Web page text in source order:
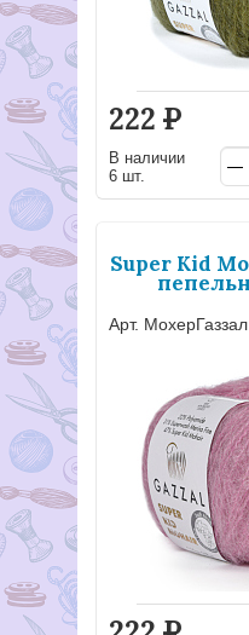
222 Р
В наличии
6 шт.
Super Kid
Арт.